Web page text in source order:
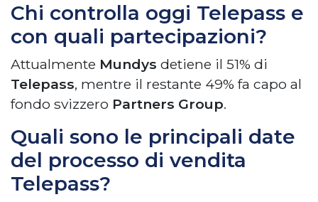
Chi controlla oggi Telepass e
con quali partecipazioni?
Attualmente Mundys detiene il 51% di
Telepass, mentre il restante 49% fa capo al
fondo svizzero Partners Group.
Quali sono le principali date
del processo di vendita
Telepass?